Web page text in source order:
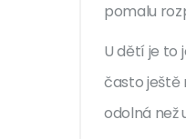
pomalu
U dětí je to
často ještě
odolná než